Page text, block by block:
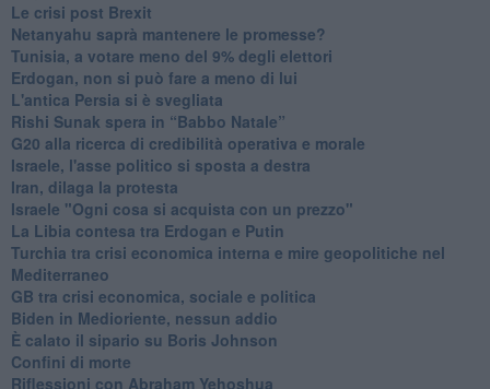
Le crisi post Brexit
Netanyahu saprà mantenere le promesse?
Tunisia, a votare meno del 9% degli elettori
Erdogan, non si può fare a meno di lui
L'antica Persia si è svegliata
Rishi Sunak spera in “Babbo Natale”
G20 alla ricerca di credibilità operativa e morale
Israele, l'asse politico si sposta a destra
Iran, dilaga la protesta
Israele "Ogni cosa si acquista con un prezzo"
La Libia contesa tra Erdogan e Putin
Turchia tra crisi economica interna e mire geopolitiche nel
Mediterraneo
GB tra crisi economica, sociale e politica
Biden in Medioriente, nessun addio
È calato il sipario su Boris Johnson
Confini di morte
Riflessioni con Abraham Yehoshua